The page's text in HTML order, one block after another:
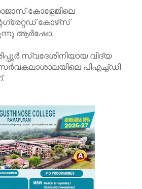
കോളേജിലെ
കോഴ്‌സ്
ആര്‍ഷോ.
സ്വദേശിനിയായ വിദ്യ
പിഎച്ച്ഡി